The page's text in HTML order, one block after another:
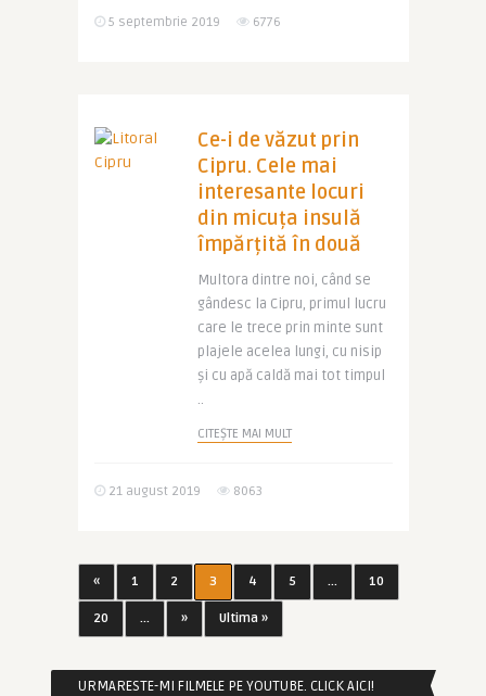
5 septembrie 2019 6776
Ce-i de văzut prin
Cipru. Cele mai
interesante locuri
din micuța insulă
împărțită în două
Multora dintre noi, când se
gândesc la Cipru, primul lucru
care le trece prin minte sunt
plajele acelea lungi, cu nisip
și cu apă caldă mai tot timpul
..
CITEȘTE MAI MULT
21 august 2019 8063
« 1 2 3 4 5 ... 10
20 ... » Ultima »
URMARESTE-MI FILMELE PE YOUTUBE. CLICK AICI!